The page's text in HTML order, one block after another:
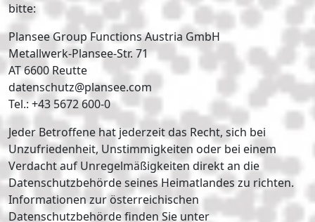
bitte:
Plansee Group Functions Austria GmbH
Metallwerk-Plansee-Str. 71
AT 6600 Reutte
datenschutz@plansee.com
Tel.: +43 5672 600-0
Jeder Betroffene hat jederzeit das Recht, sich bei
Unzufriedenheit, Unstimmigkeiten oder bei einem
Verdacht auf Unregelmäßigkeiten direkt an die
Datenschutzbehörde seines Heimatlandes zu richten.
Informationen zur österreichischen
Datenschutzbehörde finden Sie unter